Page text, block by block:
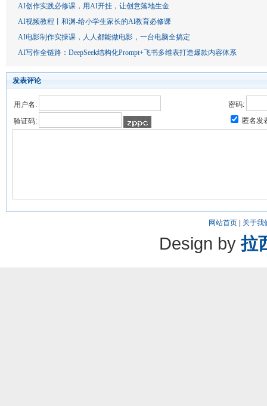
AI创作实践必修课，用AI开挂，让创意落地生金
AI视频教程丨和渊-给小学生家长的Al教育必修课
AI电影制作实操课，人人都能做电影，一台电脑全搞定
AI写作全链路：DeepSeek结构化Prompt+飞书多维表打造爆款内容体系
发表评论
用户名:
密码:
验证码:
匿名发
网站首页| 关于我
Design by拉